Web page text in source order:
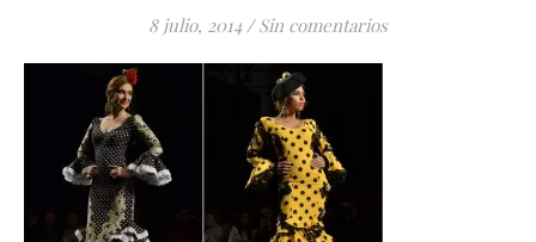
8 julio, 2014 / Sin comentarios